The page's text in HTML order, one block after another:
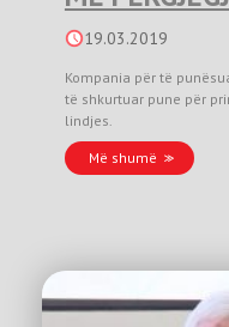
19.03.2019
Kompania për të
të shkurtuar pune për
lindjes.
Më shumë